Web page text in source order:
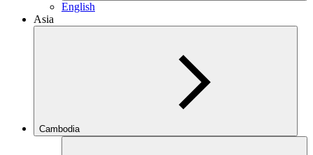
English
Asia
Cambodia